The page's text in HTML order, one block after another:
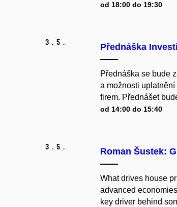
od 18:00 do 19:30
3. 5. Přednáška
Přednáška se bude
a možnosti
firem. Přednášet
od 14:00 do 15:40
3. 5. Roman Šustek:
What drives house
advanced
key driver behind